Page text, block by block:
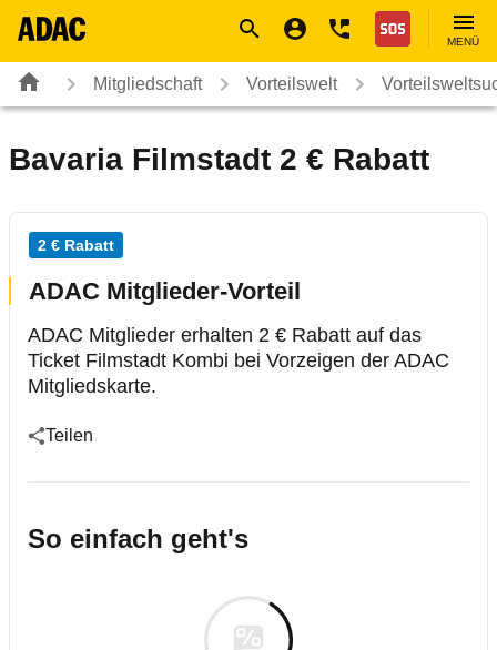
Nothilfe
MENÜ
Mitgliedschaft Vorteilswelt
Bavaria Filmstadt 2 € Rabatt
2 € Rabatt
ADAC Mitglieder-Vorteil
ADAC Mitglieder erhalten 2 € Rabatt auf das
Ticket Filmstadt Kombi bei Vorzeigen der ADAC
Mitgliedskarte.
Teilen
So einfach geht's